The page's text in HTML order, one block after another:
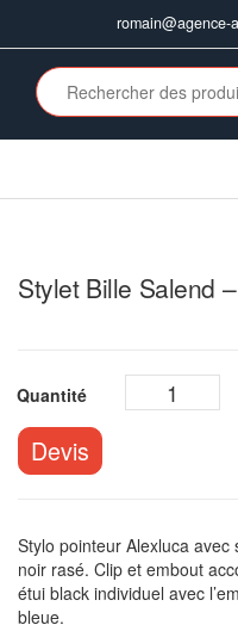
romain@agence-
Stylet Bille Salend
Devis
Stylo pointeur Alexluca
noir rasé. Clip et embout
étui black individuel avec
bleue.